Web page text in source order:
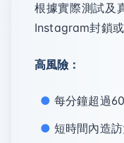
根據實際測試及
Instagram封鎖或
高風險：
每分鐘超過
短時間內造